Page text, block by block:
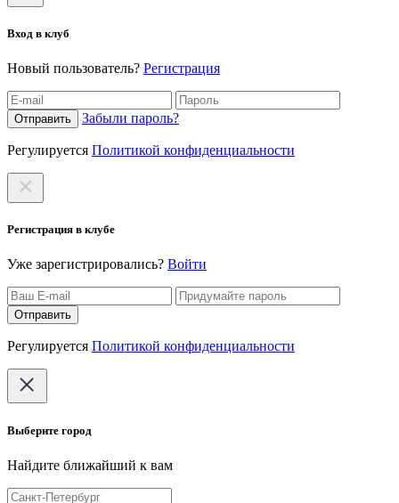
Вход в клуб
Новый пользователь? Регистрация
Отправить Забыли пароль?
Регулируется Политикой конфиденциальности
Регистрация в клубе
Уже зарегистрировались? Войти
Отправить
Регулируется Политикой конфиденциальности
Выберите город
Найдите ближайший к вам